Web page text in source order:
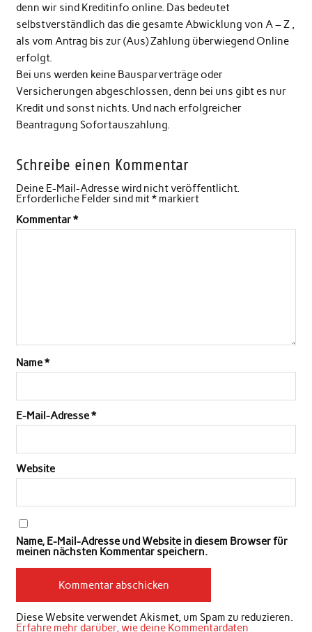
denn wir sind Kreditinfo online. Das bedeutet
selbstverständlich das die gesamte Abwicklung von A – Z ,
als vom Antrag bis zur (Aus) Zahlung überwiegend Online
erfolgt.
Bei uns werden keine Bausparverträge oder
Versicherungen abgeschlossen, denn bei uns gibt es nur
Kredit und sonst nichts. Und nach erfolgreicher
Beantragung Sofortauszahlung.
Schreibe einen Kommentar
Deine E-Mail-Adresse wird nicht veröffentlicht.
Erforderliche Felder sind mit*markiert
Kommentar*
Name*
E-Mail-Adresse*
Website
Name, E-Mail-Adresse und Website in diesem Browser für
meinen nächsten Kommentar speichern.
Diese Website verwendet Akismet, um Spam zu reduzieren.
Erfahre mehr darüber, wie deine Kommentardaten